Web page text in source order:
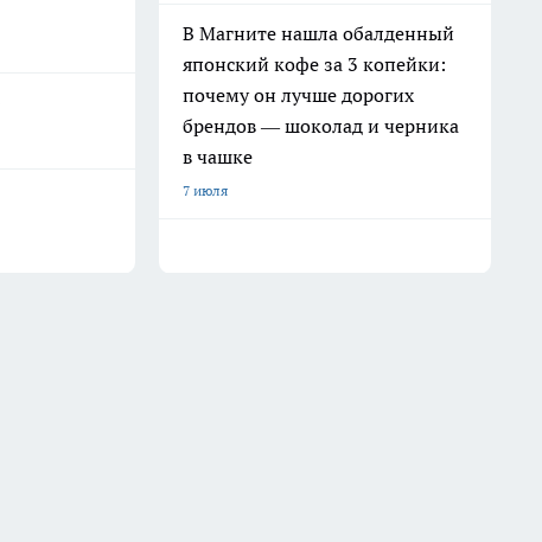
В Магните нашла обалденный
японский кофе за 3 копейки:
почему он лучше дорогих
брендов — шоколад и черника
в чашке
7 июля